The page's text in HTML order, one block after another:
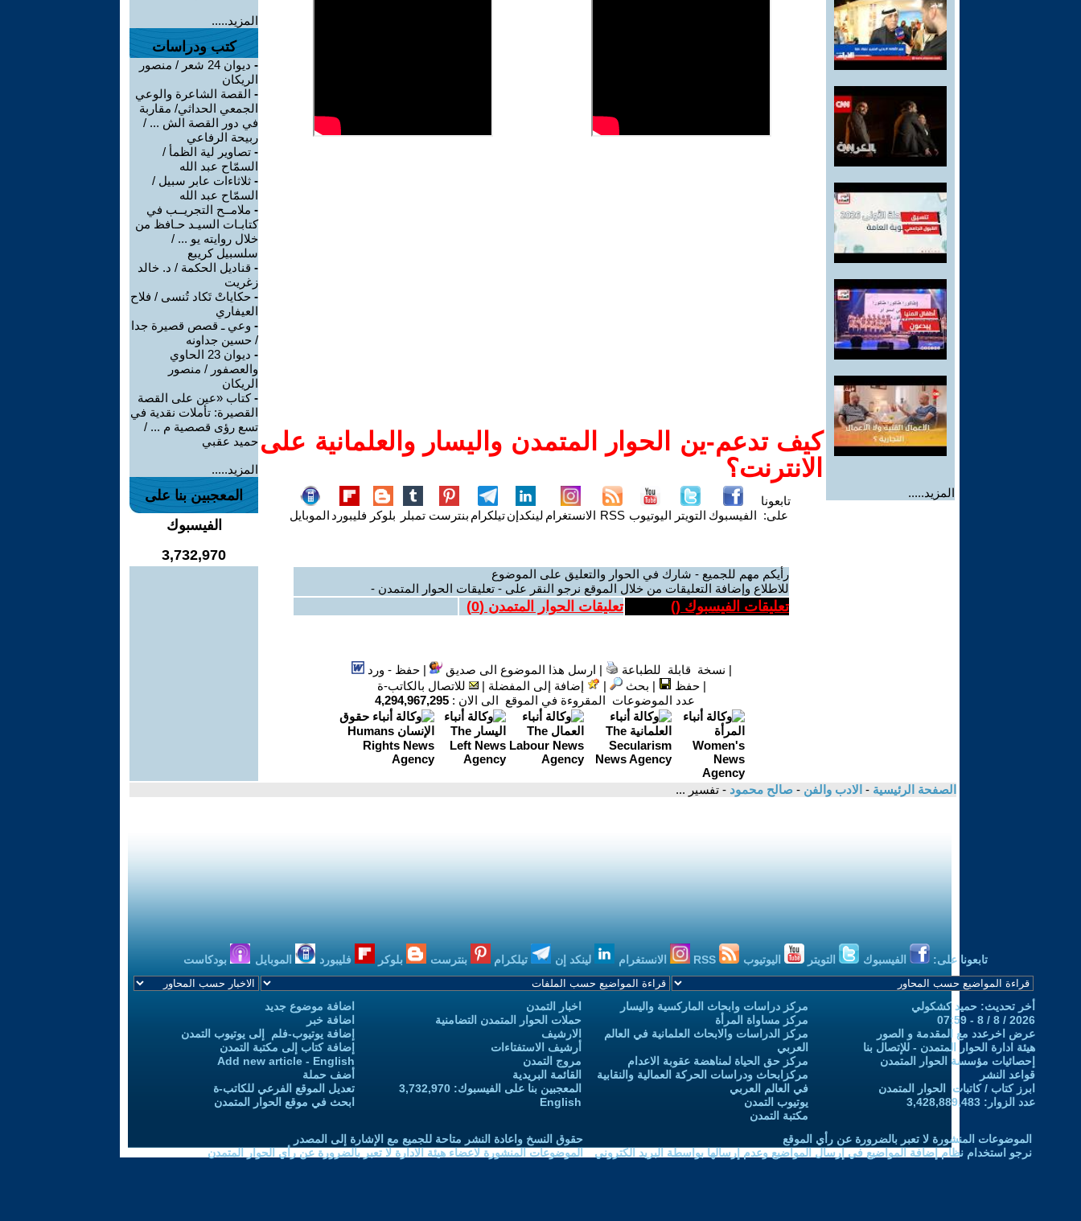
المزيد.....
كيف تدعم-ين الحوار المتمدن واليسار والعلمانية على
الانترنت؟
تابعونا
على: الفيسبوك التويتر اليوتيوب RSS الانستغرام لينكدإنتيلكرام بنترست تمبلر بلوكر فليبورد الموبايل
رأيكم مهم للجميع - شارك في الحوار والتعليق على الموضوع
للاطلاع وإضافة التعليقات من خلال الموقع نرجو النقر على - تعليقات الحوار المتمدن -
تعليقات الفيسبوك () تعليقات الحوار المتمدن (0
)
| نسخة قابلة للطباعة | ارسل هذا الموضوع الى صديق |حفظ - ورد
|حفظ | بحث | إضافة إلى المفضلة |
للاتصال بالكاتب-ة
عدد الموضوعات المقروءة في الموقع الى الان : 4,294,967,295
المزيد.....
كتب ودراسات
-
ديوان 24 شعر / منصور
الريكان
- القصة الشاعرة والوعي
الجمعي الحداثي/ مقاربة
في دور القصة الش ... /
ربيحة الرفاعي
- تصاوير لية الظمأ /
السمّاح عبد الله
- ثلاثاءات عابر سبيل /
السمّاح عبد الله
- ملامــح التجريــب في
كتابـات السيـد حـافظ من
خلال روايته يو ... /
سلسبيل كريبع
- قناديل الحكمة / د. خالد
زغريت
- حكاياتْ تَكاد تُنسى / فلاح
العيفاري
- وعي ـ قصص قصيرة جدا
/ حسين جداونه
-
ديوان 23 الحاوي
والعصفور / منصور
الريكان
-كتاب «عين على القصة
القصيرة: تأملات نقدية في
تسع رؤى قصصية م ... /
حميد عقبي
المزيد.....
المعجبين بنا على
الفيسبوك
3,732,970
الصفحة الرئيسية - الادب والفن - صالح محمود - تفسير ...
تابعونا على: الفيسبوك التويتر اليوتيوب الانستغرام لينكد إن تيلكرام بنترست بلوكر فليبورد الموبايل بودكاست
أخر تحديث: حميد كشكولي
2026 / 8 / 8 - 07:59
عرض اخرعدد مع المقدمة و الصور
هيئة ادارة الحوار المتمدن - للإتصال بنا
إحصائيات مؤسسة الحوار المتمدن
قواعد النشر
ابرز كتاب / كاتبات الحوار المتمدن
عدد الزوار: 3,428,889,483
مركز دراسات وابحاث الماركسية واليسار
مركز مساواة المرأة
مركز الدراسات والابحاث العلمانية في العالم
العربي
مركز حق الحياة لمناهضة عقوبة الاعدام
مركزابحاث ودراسات الحركة العمالية والنقابية
في العالم العربي
يوتيوب التمدن
مكتبة التمدن
اخبار التمدن
حملات الحوار المتمدن التضامنية
الارشيف
أرشيف الاستفتاءات
مروج التمدن
القائمة البريدية
المعجبين بنا على الفيسبوك: 3,732,970
English
اضافة موضوع جديد
اضافة خبر
إضافة يوتيوب-فلم إلى يوتيوب التمدن
إضافة كتاب إلى مكتبة التمدن
Add new article - English
أضف حملة
تعديل الموقع الفرعي للكاتب-ة
ابحث في موقع الحوار المتمدن
الموضوعات المنشورة لا تعبر بالضرورة عن رأي الموقع
نرجو استخدام نظام إضافة المواضيع في إرسال المواضيع وعدم إرسالها بواسطة البريد الكتروني
حقوق النسخ واعادة النشر متاحة للجميع مع الإشارة إلى المصدر
الموضوعات المنشورة لاعضاء هيئة الادارة لا تعبر بالضرورة عن رأي الحوار المتمدن